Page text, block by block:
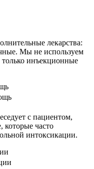
лекарства:
Мы не используем
только инъекционные
с пациентом,
которые часто
интоксикации.